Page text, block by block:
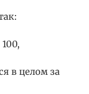
в целом за